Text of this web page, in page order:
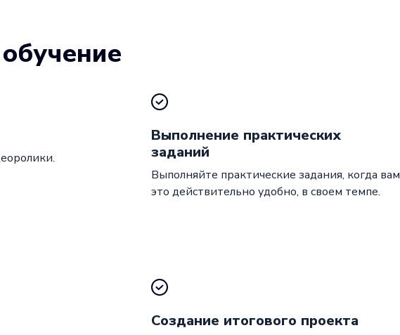
Выполнение практических
заданий
Выполняйте практические задания, когда вам
это действительно удобно, в своем темпе.
Создание итогового проекта